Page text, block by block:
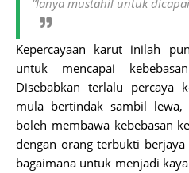
“Ianya mustahil untuk
Kepercayaan karut inilah
untuk mencapai
Disebabkan terlalu percaya
mula bertindak sambil
boleh membawa kebebasan
dengan orang terbukti
bagaimana untuk menjadi